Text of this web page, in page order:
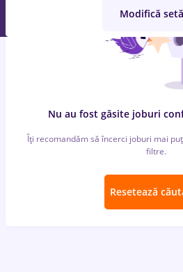
Nu au fost găsite joburi
Îți recomandăm să încerci joburi mai
filtre.
Resetează
Modifică